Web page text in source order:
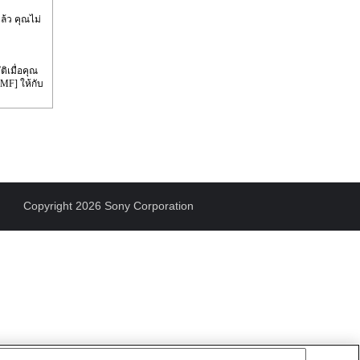
ล้ว คุณไม่
ติเมื่อคุณ
ให้กับ
Copyright 2026 Sony Corporation